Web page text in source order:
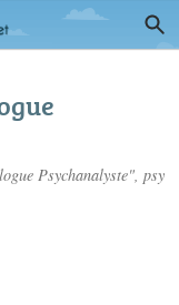
Psychanalyste", psy